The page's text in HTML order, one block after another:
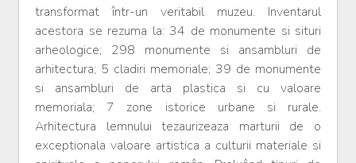
transformat într-un veritabil muzeu. Inventarul
acestora se rezuma la: 34 de monumente si situri
arheologice; 298 monumente si ansambluri de
arhitectura; 5 cladiri memoriale; 39 de monumente
si ansambluri de arta plastica si cu valoare
memoriala; 7 zone istorice urbane si rurale.
Arhitectura lemnului tezaurizeaza marturii de o
exceptionala valoare artistica a culturii materiale si